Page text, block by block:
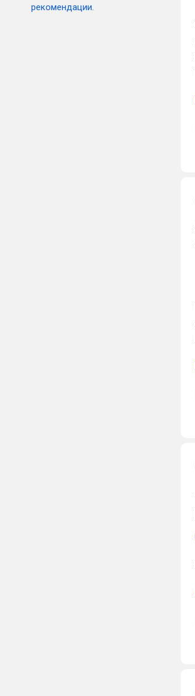
рекомендации.